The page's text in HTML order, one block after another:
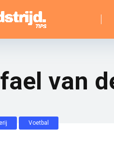
van
Voetbal